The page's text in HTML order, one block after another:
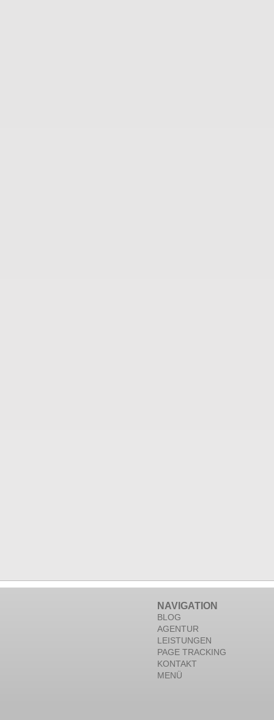
NAVIGATION
BLOG
AGENTUR
LEISTUNGEN
PAGE TRACKING
KONTAKT
MENÜ